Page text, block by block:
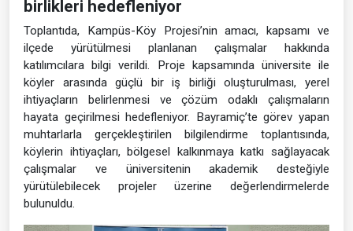
birlikleri hedefleniyor
Toplantıda, Kampüs-Köy Projesi’nin amacı, kapsamı ve
ilçede yürütülmesi planlanan çalışmalar hakkında
katılımcılara bilgi verildi. Proje kapsamında üniversite ile
köyler arasında güçlü bir iş birliği oluşturulması, yerel
ihtiyaçların belirlenmesi ve çözüm odaklı çalışmaların
hayata geçirilmesi hedefleniyor. Bayramiç’te görev yapan
muhtarlarla gerçekleştirilen bilgilendirme toplantısında,
köylerin ihtiyaçları, bölgesel kalkınmaya katkı sağlayacak
çalışmalar ve üniversitenin akademik desteğiyle
yürütülebilecek projeler üzerine değerlendirmelerde
bulunuldu.